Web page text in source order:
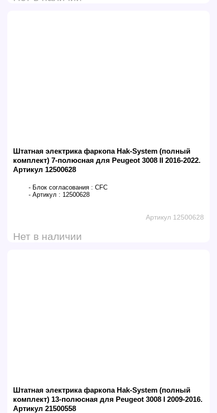
Штатная электрика фаркопа Hak-System (полный
комплект) 7-полюсная для Peugeot 3008 II 2016-2022.
Артикул 12500628
- Блок согласования : CFC
- Артикул : 12500628
Артикул 12500628
Нет в наличии
Штатная электрика фаркопа Hak-System (полный
комплект) 13-полюсная для Peugeot 3008 I 2009-2016.
Артикул 21500558